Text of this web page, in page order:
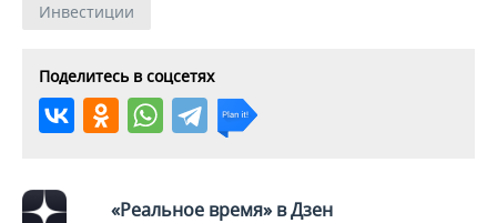
Инвестиции
Поделитесь в соцсетях
«Реальное время» в Дзен